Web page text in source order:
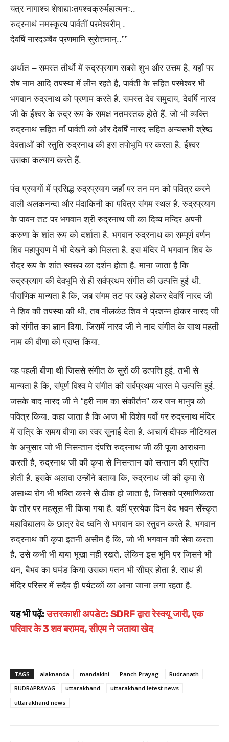
यत्र नागाश्च शेषाद्याःतपश्चक्रुर्महात्मनः..
रुद्रनाथं नमस्कृत्य पार्वतीं परमेश्वरीम् .
देवर्षिं नारदञ्चैव प्रणमामि सुरोत्तमान्..””
अर्थात – समस्त तीर्थो में रुद्रप्रयाग सबसे शुभ और उत्तम है, यहाँ पर
शेष नाम आदि तपस्या में लीन रहते है, पार्वती के सहित परमेश्वर भी
भगवान रुद्रनाथ को प्रणाम करते है. समस्त देव समुदाय, देवर्षि नारद
जी के ईश्वर के रुद्र रूप के समक्ष नतमस्तक होते हैं. जो भी व्यक्ति
रुद्रनाथ सहित माँ पार्वती को और देवर्षिं नारद सहित अन्यसभी श्रेष्ठ
देवताओं की स्तुति रुद्रनाथ की इस तपोभूमि पर करता है. ईश्वर
उसका कल्याण करते हैं.
पंच प्रयागों में प्रसिद्ध रुद्रप्रयाग जहाँ पर तन मन को पवित्र करने
वाली अलकनन्दा और मंदाकिनी का पवित्र संगम स्थल है. रुद्रप्रयाग
के पावन तट पर भगवान श्री रुद्रनाथ जी का दिव्य मन्दिर अपनी
करुणा के शांत रूप को दर्शाता है. भगवान रुद्रनाथ का सम्पूर्ण वर्णन
शिव महापुराण में भी देखने को मिलता है. इस मंदिर में भगवान शिव के
रौद्र रूप के शांत स्वरूप का दर्शन होता है. माना जाता है कि
रुद्रप्रयाग की देवभूमि से ही सर्वप्रथम संगीत की उत्पत्ति हुई थी.
पौराणिक मान्यता है कि, जब संगम तट पर खड़े होकर देवर्षि नारद जी
ने शिव की तपस्या की थी, तब नीलकंठ शिव ने प्रशन्न होकर नारद जी
को संगीत का ज्ञान दिया. जिसमें नारद जी ने नाद संगीत के साथ महती
नाम की वीणा को प्राप्त किया.
यह पहली बीणा थी जिससे संगीत के सुरों की उत्पत्ति हुई. तभी से
मान्यता है कि, संपूर्ण विश्व मे संगीत की सर्वप्रथम भारत मे उत्पत्ति हुई.
जसके बाद नारद जी ने “हरी नाम का संकीर्तन” कर जन मानुष को
पवित्र किया. कहा जाता है कि आज भी विशेष पर्वों पर रुद्रनाथ मंदिर
में रात्रि के समय वीणा का स्वर सुनाई देता है. आचार्य दीपक नौटियाल
के अनुसार जो भी निसन्तान दंपत्ति रुद्रनाथ जी की पूजा आराधना
करती है, रुद्रनाथ जी की कृपा से निसन्तान को सन्तान की प्राप्ति
होती है. इसके अलावा उन्होंने बताया कि, रुद्रनाथ जी की कृपा से
असाध्य रोग भी भक्ति करने से ठीक हो जाता है, जिसको प्रमाणिकता
के तौर पर महसूस भी किया गया है. वहीं प्रत्येक दिन वेद भवन सँस्कृत
महाविद्यालय के छात्र वेद ध्वनि से भगवान का स्तुवन करते है. भगवान
रुद्रनाथ की कृपा इतनी असीम है कि, जो भी भगवान की सेवा करता
है. उसे कभी भी बाबा भूखा नही रखते. लेकिन इस भूमि पर जिसने भी
धन, बैभव का घमंड किया उसका पतन भी सीघ्र होता है. साथ ही
मंदिर परिसर में सदैव ही पर्यटकों का आना जाना लगा रहता है.
यह भी पढ़ें:उत्तरकाशी अपडेट: SDRF द्वारा रेस्क्यू जारी, एक
परिवार के 3 शव बरामद, सीएम ने जताया खेद
TAGS alaknanda mandakini Panch Prayag
Rudranath
RUDRAPRAYAG
uttarakhand
uttarakhand letest news
uttarakhand news